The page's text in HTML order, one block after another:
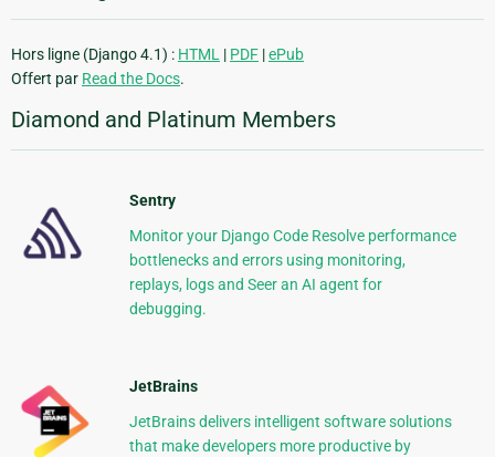
Hors ligne (Django 4.1) : HTML | PDF |ePub
Offert par Read the Docs.
Diamond and Platinum Members
Sentry
Monitor your Django Code Resolve performance
bottlenecks and errors using monitoring,
replays, logs and Seer an AI agent for
debugging.
JetBrains
JetBrains delivers intelligent software solutions
that make developers more productive by